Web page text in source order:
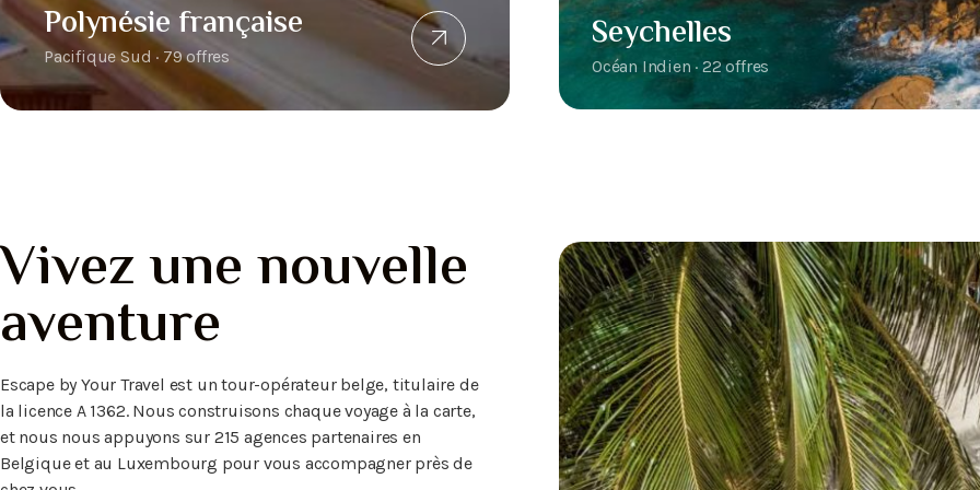
Polynésie française
Pacifique Sud · 79 offres Seychelles
Océan Indien · 22 offres
Vivez une nouvelle
aventure
Escape by Your Travel est un tour-opérateur belge, titulaire de
la licence A 1362. Nous construisons chaque voyage à la carte,
et nous nous appuyons sur 215 agences partenaires en
Belgique et au Luxembourg pour vous accompagner près de